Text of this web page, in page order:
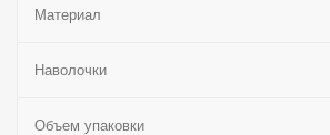
Материал
Наволочки
Объем упаковки